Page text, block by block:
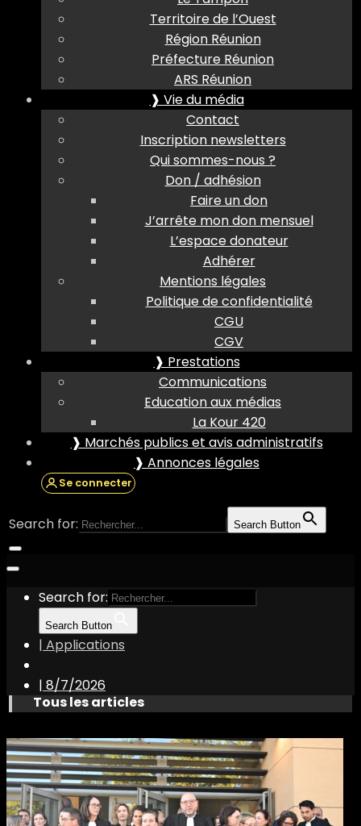
Territoire de l’Ouest
Région Réunion
Préfecture Réunion
ARS Réunion
❱ Vie du média
Contact
Inscription newsletters
Qui sommes-nous ?
Don / adhésion
Faire un don
J’arrête mon don mensuel
L’espace donateur
Adhérer
Mentions légales
Politique de confidentialité
CGU
CGV
❱ Prestations
Communications
Education aux médias
La Kour 420
❱ Marchés publics et avis administratifs
❱ Annonces légales
Se connecter
Search for: Search Button
Search for:
Search Button
| Applications
| 8/7/2026
Tous les articles